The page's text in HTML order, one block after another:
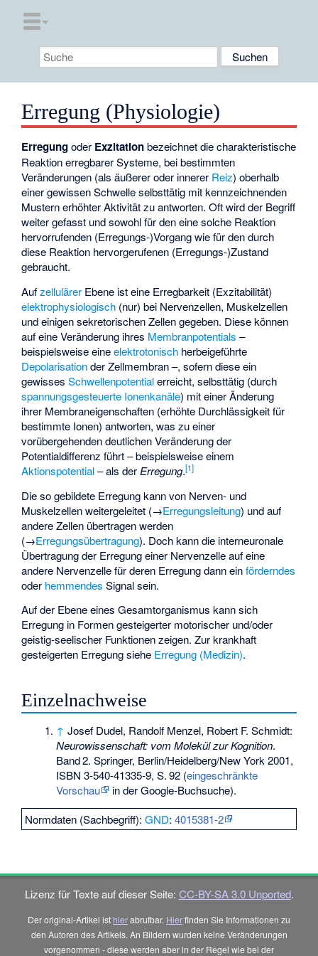
Erregung (Physiologie)
Erregungoder Exzitationbezeichnet die charakteristische
Reaktion erregbarer Systeme, bei bestimmten
Veränderungen (als äußerer oder innerer Reiz) oberhalb
einer gewissen Schwelle selbsttätig mit kennzeichnenden
Mustern erhöhter Aktivität zu antworten. Oft wird der Begriff
weiter gefasst und sowohl für den eine solche Reaktion
hervorrufenden (Erregungs-)Vorgang wie für den durch
diese Reaktion hervorgerufenen (Erregungs-)Zustand
gebraucht.
Aufzellulärer Ebene ist eine Erregbarkeit (Exzitabilität)
elektrophysiologisch (nur) bei Nervenzellen, Muskelzellen
und einigen sekretorischen Zellen gegeben. Diese können
auf eine Veränderung ihres Membranpotentials –
beispielsweise eineelektrotonisch herbeigeführte
Depolarisationder Zellmembran –, sofern diese ein
gewissesSchwellenpotentialerreicht, selbsttätig (durch
spannungsgesteuerte Ionenkanäle) mit einer Änderung
ihrer Membraneigenschaften (erhöhte Durchlässigkeit für
bestimmte Ionen) antworten, was zu einer
vorübergehenden deutlichen Veränderung der
Potentialdifferenz führt – beispielsweise einem
Aktionspotential– als der Erregung.[1]
Die so gebildete Erregung kann von Nerven- und
Muskelzellen weitergeleitet (→Erregungsleitung) und auf
andere Zellen übertragen werden
(→Erregungsübertragung). Doch kann die interneuronale
Übertragung der Erregung einer Nervenzelle auf eine
andere Nervenzelle für deren Erregung dann einförderndes
oder hemmendes Signal sein.
Auf der Ebene eines Gesamtorganismus kann sich
Erregung in Formen gesteigerter motorischer und/oder
geistig-seelischer Funktionen zeigen. Zur krankhaft
gesteigerten Erregung siehe Erregung (Medizin).
Einzelnachweise
↑ Josef Dudel, Randolf Menzel, Robert F. Schmidt:
Neurowissenschaft: vom Molekül zur Kognition.
Band2. Springer, Berlin/Heidelberg/New York 2001,
ISBN 3-540-41335-9,S.92 (eingeschränkte
Vorschau
in der Google-Buchsuche).
Normdaten (Sachbegriff):GND:4015381-2
Lizenz für Texte auf dieser Seite: CC-BY-SA 3.0 Unported.
Der original-Artikel ist hierabrufbar. Hierfinden Sie Informationen zu
den Autoren des Artikels. An Bildern wurden keine Veränderungen
vorgenommen - diese werden aber in der Regel wie bei der